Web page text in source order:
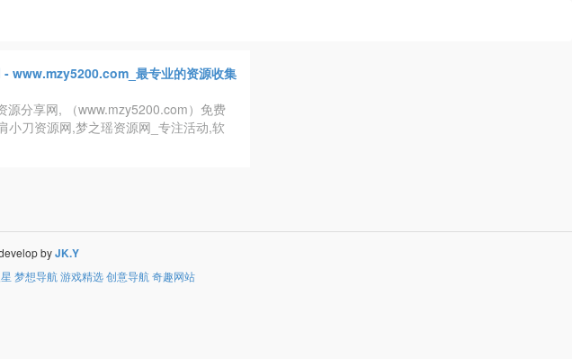
www.mzy5200.com_最专业的资源收集
分享网, （www.mzy5200.com）免费
小刀资源网,梦之瑶资源网_专注活动,软
byJK.Y
梦想导航游戏精选创意导航奇趣网站